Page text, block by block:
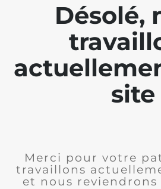
Désolé,
site
Merci pour votre
travaillons
et nous